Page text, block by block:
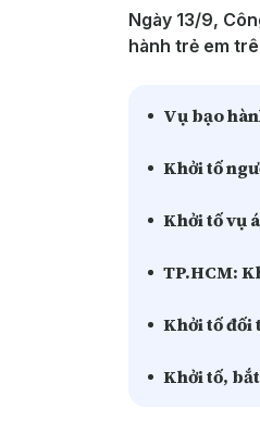
Ngày 13/9,
hành trẻ em
Vụ bạo
Khởi tố
Khởi tố vụ
TP.HCM:
Khởi tố đối
Khởi tố,